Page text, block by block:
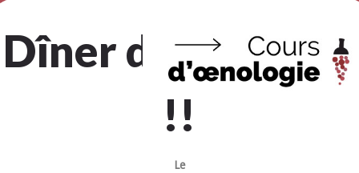
Dîner d’exception
!!
Le